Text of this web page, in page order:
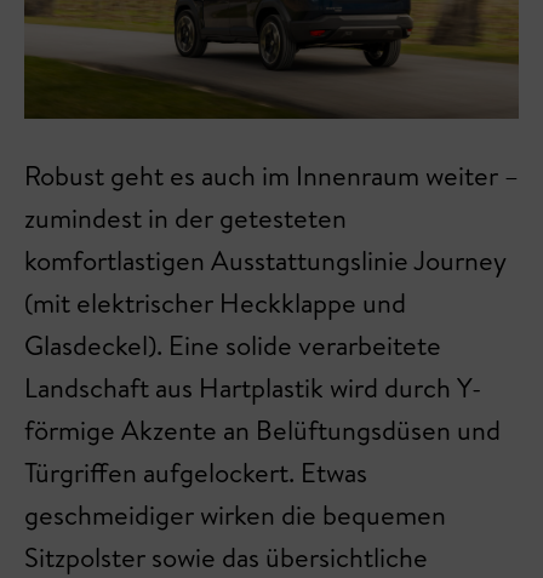
Robust geht es auch im Innenraum weiter –
zumindest in der getesteten
komfortlastigen Ausstattungslinie Journey
(mit elektrischer Heckklappe und
Glasdeckel). Eine solide verarbeitete
Landschaft aus Hartplastik wird durch Y-
förmige Akzente an Belüftungsdüsen und
Türgriffen aufgelockert. Etwas
geschmeidiger wirken die bequemen
Sitzpolster sowie das übersichtliche